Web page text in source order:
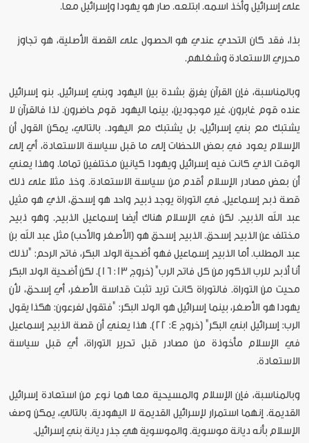
على إسرائيل وأخذ اسمه. ابتلعه. صار هو يهودا وإسرائيل معا.
بذا، فقد كان التحدي عندي هو الحصول على القصة الأصلية، هو تجاوز
محرري الاستعادة وشغلهم.
وبالمناسبة، فإن القرآن يفرق بشدة بين اليهود وبني إسرائيل. بنو إسرائيل
عنده قوم غابرون، غير موجودين، بينما اليهود قوم حاضرون. لذا فالقرآن لا
يشتبك مع بني إسرائيل، بل يشتبك مع اليهود. بالتالي، يمكن القول أن
الإسلام يعود في بعض اللحظات إلى ما قبل سياسة الاستعادة، أي إلى
الوقت الذي كانت فيه إسرائيل ويهودا كيانين مختلفين تماما. وهذا يعني
أن بعض مصادر الإسلام أقدم من سياسة الاستعادة. وخذ مثلا على ذلك
قصة ذبح إسماعيل. في التوراة يوجد ذبيح واحد هو إسحق، الذي هو مثيل
عبد الله الذبيح. لكن في الإسلام هناك أيضا إسماعيل الذبيح. وهو ذبيح
مختلف عن الذبيح إسحق. الذبيح إسحق هو (الأصغر والأحب) مثل عبد الله بن
عبد المطلب. أما الذبيح إسماعيل فهو أضحية الولد البكر، فاتح الرحم: "لذلك
أنا أذبح للرب الذكور من كل فاتح الرب" (خروج 13: 16). لكن أضحية الولد البكر
محيت من التوراة. فالتوراة كانت تريد تثبت قداسة الأصغر، أي إسحق، لأن
يهودا هو الأصغر، بينما إسرائيل هو الولد البكر: "فتقول لفرعون: هكذا يقول
الرب: إسرائيل ابني البكر" (خروج 4: 22). هذا يعني أن قصة الذبيح إسماعيل
في الإسلام مأخوذة من مصادر قبل تحرير التوراة، أي قبل سياسة
الاستعادة.
وبالمناسبة، فإن الإسلام والمسيحية معا هما نوع من استعادة إسرائيل
القديمة. إنهما استمرار لإسرائيل القديمة لا اليهودية. بالتالي، يمكن وصف
الإسلام بأنه ديانة موسوية. والموسوية هي جذر ديانة بني إسرائيل.